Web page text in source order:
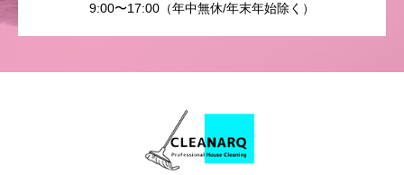
9:00〜17:00（年中無休/年末年始除く）